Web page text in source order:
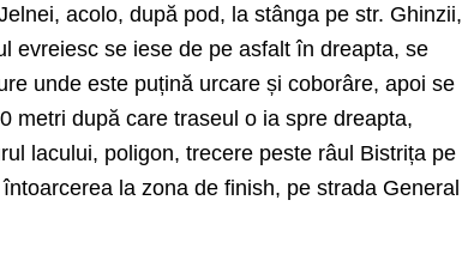
acolo, după pod, la stânga pe str. Ghinzii,
evreiesc se iese de pe asfalt în dreapta, se
unde este puțină urcare și coborâre, apoi se
metri după care traseul o ia spre dreapta,
lacului, poligon, trecere peste râul Bistrița pe
la zona de finish, pe strada General